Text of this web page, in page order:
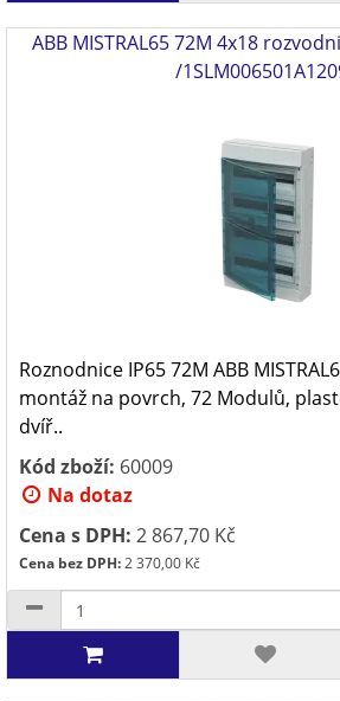
ABB MISTRAL65 72M 4x18
/
Roznodnice IP65 72M ABB
montáž na povrch, 72 Modulů,
dvíř..
Kód zboží: 60009
Na dotaz
Cena s DPH: 2 867,70 Kč
Cena bez DPH:2 370,00 Kč